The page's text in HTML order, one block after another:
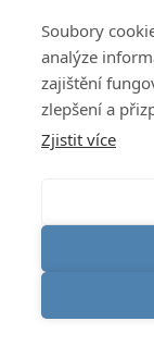
Soubory
analýze
zajištění
zlepšení a
Zjistit více